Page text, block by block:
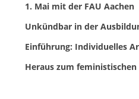
1. Mai mit der FAU Aachen
Unkündbar in der
Einführung: Individuelles
Heraus zum